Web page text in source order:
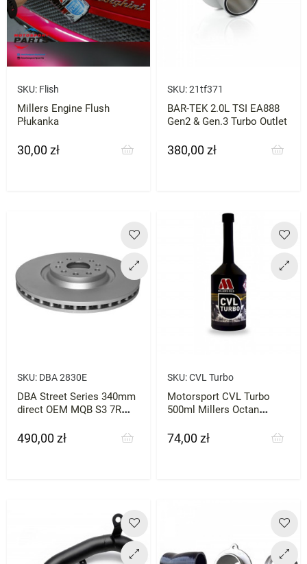
SKU: Flish
Millers Engine Flush
Płukanka
Cena
30,00 zł
SKU:21tf371
BAR-TEK 2.0L TSI EA888
Gen2 & Gen.3 Turbo Outlet
Cena
380,00 zł
SKU: DBA 2830E
DBA Street Series 340mm
direct OEM MQB S3 7R
Cena
490,00 zł
SKU:CVL Turbo
Motorsport CVL Turbo
500ml Millers Octan
Cena
74,00 zł